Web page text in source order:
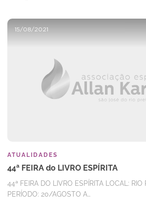
15/08/2021
ATUALIDADES
44ª FEIRA do LIVRO ESPÍRITA
44ª FEIRA DO LIVRO ESPÍRITA LOCAL:
PERÍODO: 20/AGOSTO A…